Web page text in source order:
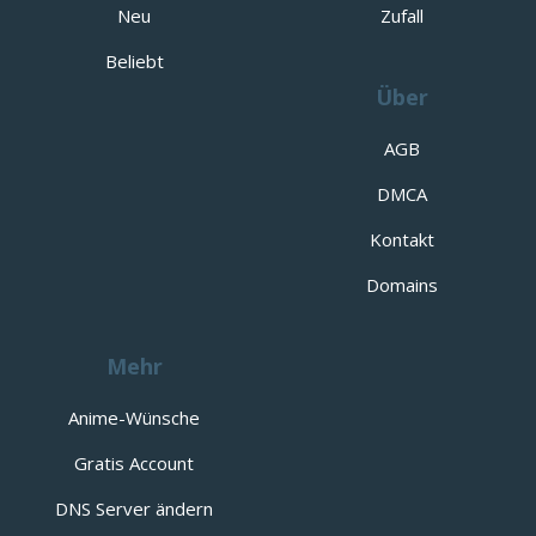
Neu
Beliebt
Zufall
Über
AGB
DMCA
Kontakt
Domains
Mehr
Anime-Wünsche
Gratis Account
DNS Server ändern